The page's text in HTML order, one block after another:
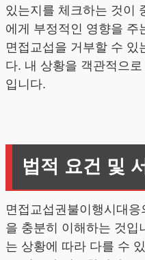
있는지를 체크하는 것이
에게 부정적인 영향을 주
면접교섭을 거부할 수 있
다. 내 상황을 객관적으
입니다.
법적 요건 및
면접교섭권불이행시대
을 충분히 이해하는 것입
는 상황에 따라 다를 수